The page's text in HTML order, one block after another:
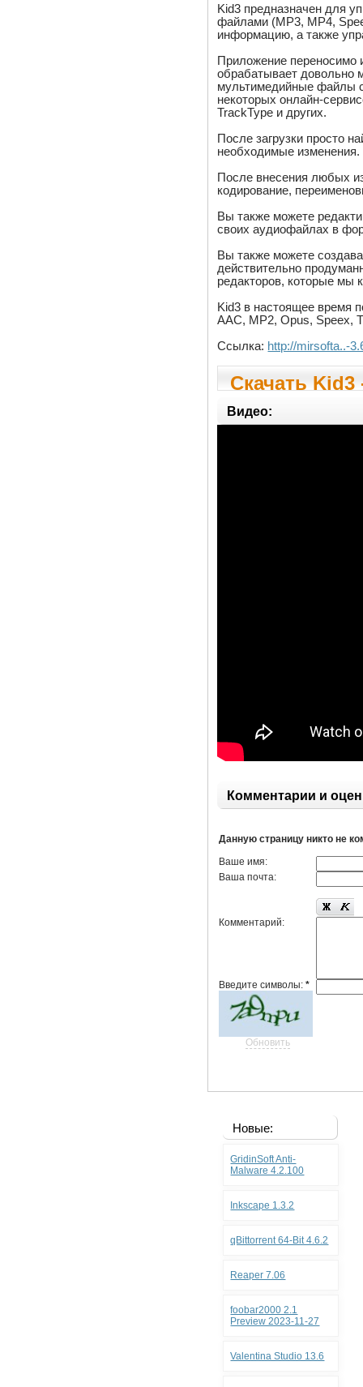
Kid3 предназначен для
файлами (MP3, MP4,
информацию, а также
Приложение переносимо
обрабатывает довольно
мультимедийные файлы
некоторых онлайн-
TrackType и других.
После загрузки просто
необходимые изменения.
После внесения любых
кодирование,
Вы также можете
своих аудиофайлах в
Вы также можете
действительно
редакторов, которые мы
Kid3 в настоящее время
AAC, MP2, Opus, Speex,
Ссылка: http://mirsofta..-
Скачать Kid3
Видео:
Комментарии и
Данную страницу никто не
Ваше имя:
Ваша почта:
Комментарий:
Введите символы:*
Обновить
Новые:
GridinSoft Anti-
Malware 4.2.100
Inkscape 1.3.2
qBittorrent 64-Bit 4.6.2
Reaper 7.06
foobar2000 2.1
Preview 2023-11-27
Valentina Studio 13.6